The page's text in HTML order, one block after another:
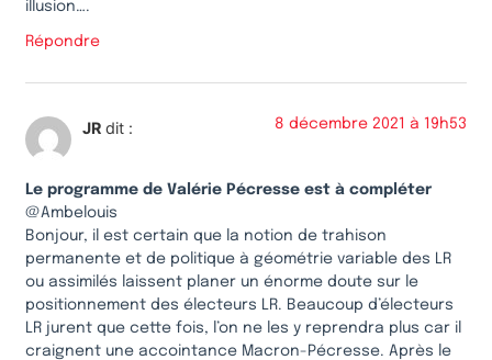
illusion….
Répondre
JR dit : 8 décembre 2021 à 19h53
Le programme de Valérie Pécresse est à compléter
@Ambelouis
Bonjour, il est certain que la notion de trahison
permanente et de politique à géométrie variable des LR
ou assimilés laissent planer un énorme doute sur le
positionnement des électeurs LR. Beaucoup d’électeurs
LR jurent que cette fois, l’on ne les y reprendra plus car il
craignent une accointance Macron-Pécresse. Après le